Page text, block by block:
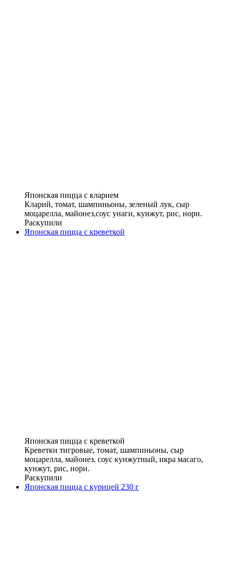
Японская пицца с кларием
Кларий, томат, шампиньоны, зеленый лук, сыр
моцарелла, майонез,соус унаги, кунжут, рис, нори.
Раскупили
Японская пицца с креветкой
Японская пицца с креветкой
Креветки тигровые, томат, шампиньоны, сыр
моцарелла, майонез, соус кунжутный, икра масаго,
кунжут, рис, нори.
Раскупили
Японская пицца с курицей 230 г